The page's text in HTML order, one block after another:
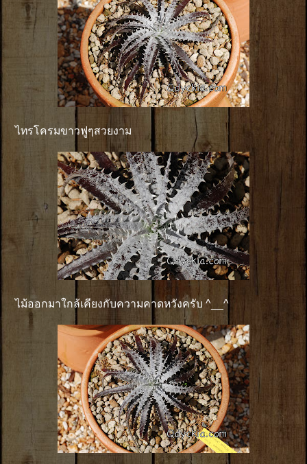
ไทรโครมขาวฟูๆสวยงาม
ไม้ออกมาใกล้เคียงกับความคาดหวังครับ ^__^